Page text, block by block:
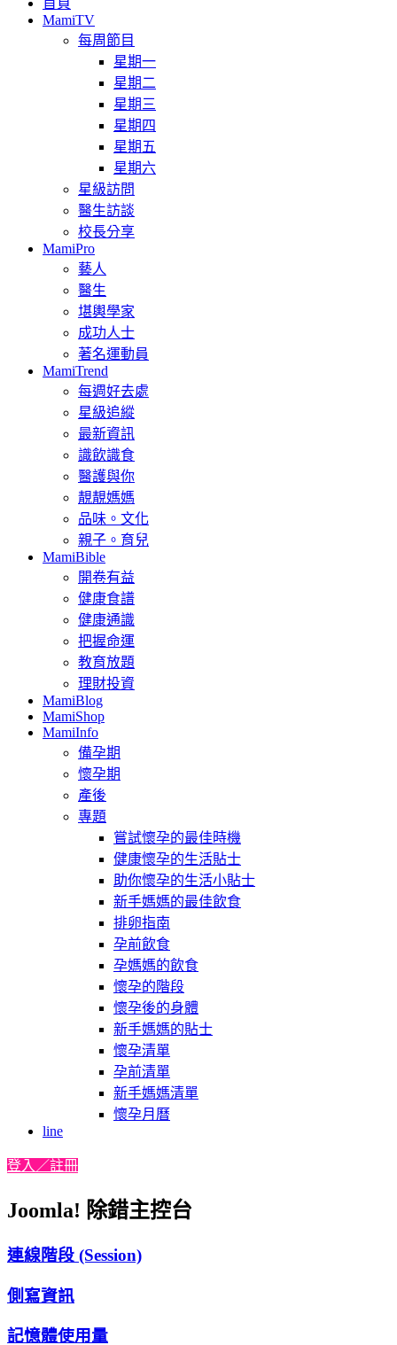
首頁
MamiTV
每周節目
星期一
星期二
星期三
星期四
星期五
星期六
星級訪問
醫生訪談
校長分享
MamiPro
藝人
醫生
堪輿學家
成功人士
著名運動員
MamiTrend
每週好去處
星級追縱
最新資訊
識飲識食
醫護與你
靚靚媽媽
品味。文化
親子。育兒
MamiBible
開卷有益
健康食譜
健康通識
把握命運
教育放題
理財投資
MamiBlog
MamiShop
MamiInfo
備孕期
懷孕期
產後
專題
嘗試懷孕的最佳時機
健康懷孕的生活貼士
助你懷孕的生活小貼士
新手媽媽的最佳飲食
排卵指南
孕前飲食
孕媽媽的飲食
懷孕的階段
懷孕後的身體
新手媽媽的貼士
懷孕清單
孕前清單
新手媽媽清單
懷孕月曆
line
登入／註冊
Joomla! 除錯主控台
連線階段 (Session)
側寫資訊
記憶體使用量